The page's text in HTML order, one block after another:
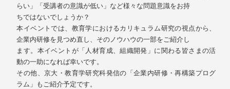
らい」「受講者の意識が低い」など様々な問題意識をお持
ちではないでしょうか？
本イベントでは、教育学におけるカリキュラム研究の視点から、
企業内研修を見つめ直し、そのノウハウの一部をご紹介し
ます。本イベントが「人材育成、組織開発」に関わる皆さまの活
動の一助になれば幸いです。
その他、京大・教育学研究科発信の「企業内研修・再構築プログ
ラム」もご紹介予定です。